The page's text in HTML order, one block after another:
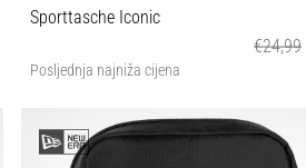
Sporttasche Iconic
€24,99
Posljednja najniža cijena
M L